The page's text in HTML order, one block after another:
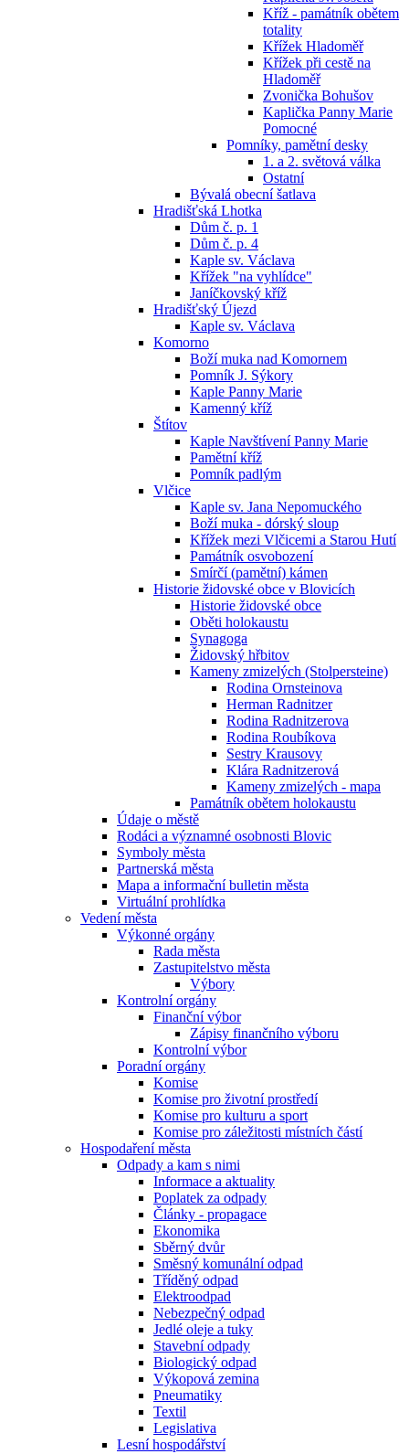
Kříž - památník obětem
totality
Křížek Hladoměř
Křížek při cestě na
Hladoměř
Zvonička Bohušov
Kaplička Panny Marie
Pomocné
Pomníky, pamětní desky
1. a 2. světová válka
Ostatní
Bývalá obecní šatlava
Hradišťská Lhotka
Dům č. p. 1
Dům č. p. 4
Kaple sv. Václava
Křížek "na vyhlídce"
Janíčkovský kříž
Hradišťský Újezd
Kaple sv. Václava
Komorno
Boží muka nad Komornem
Pomník J. Sýkory
Kaple Panny Marie
Kamenný kříž
Štítov
Kaple Navštívení Panny Marie
Pamětní kříž
Pomník padlým
Vlčice
Kaple sv. Jana Nepomuckého
Boží muka - dórský sloup
Křížek mezi Vlčicemi a Starou Hutí
Památník osvobození
Smírčí (pamětní) kámen
Historie židovské obce v Blovicích
Historie židovské obce
Oběti holokaustu
Synagoga
Židovský hřbitov
Kameny zmizelých (Stolpersteine)
Rodina Ornsteinova
Herman Radnitzer
Rodina Radnitzerova
Rodina Roubíkova
Sestry Krausovy
Klára Radnitzerová
Kameny zmizelých - mapa
Památník obětem holokaustu
Údaje o městě
Rodáci a významné osobnosti Blovic
Symboly města
Partnerská města
Mapa a informační bulletin města
Virtuální prohlídka
Vedení města
Výkonné orgány
Rada města
Zastupitelstvo města
Výbory
Kontrolní orgány
Finanční výbor
Zápisy finančního výboru
Kontrolní výbor
Poradní orgány
Komise
Komise pro životní prostředí
Komise pro kulturu a sport
Komise pro záležitosti místních částí
Hospodaření města
Odpady a kam s nimi
Informace a aktuality
Poplatek za odpady
Články - propagace
Ekonomika
Sběrný dvůr
Směsný komunální odpad
Tříděný odpad
Elektroodpad
Nebezpečný odpad
Jedlé oleje a tuky
Stavební odpady
Biologický odpad
Výkopová zemina
Pneumatiky
Textil
Legislativa
Lesní hospodářství